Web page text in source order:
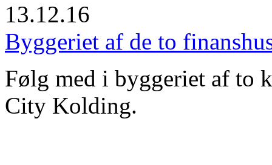
13.12.16
Byggeriet af de to
Følg med i byggeriet af to
City Kolding.